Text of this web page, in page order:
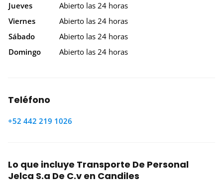
Jueves
Abierto las 24 horas
Viernes
Abierto las 24 horas
Sábado
Abierto las 24 horas
Domingo
Abierto las 24 horas
Teléfono
+52 442 219 1026
Lo que incluye Transporte De Personal
Jelca S.a De C.v en Candiles